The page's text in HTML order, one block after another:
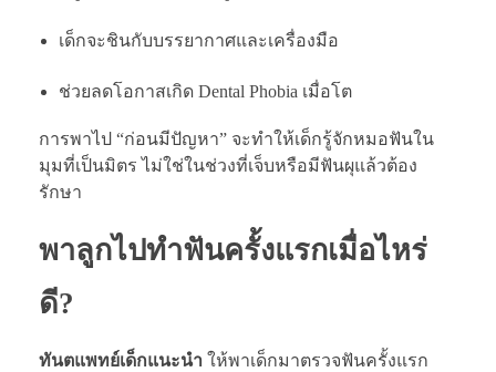
เด็กจะชินกับบรรยากาศและเครื่องมือ
ช่วยลดโอกาสเกิด Dental Phobia เมื่อโต
การพาไป “ก่อนมีปัญหา” จะทำให้เด็กรู้จักหมอฟันใน
มุมที่เป็นมิตร ไม่ใช่ในช่วงที่เจ็บหรือมีฟันผุแล้วต้อง
รักษา
พาลูกไปทำฟันครั้งแรกเมื่อไหร่
ดี?
ทันตแพทย์เด็กแนะนำ ให้พาเด็กมาตรวจฟันครั้งแรก